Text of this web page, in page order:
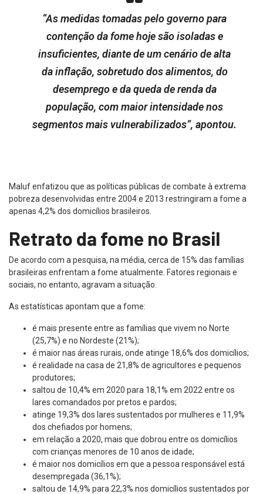
“As medidas tomadas pelo governo para
contenção da fome hoje são isoladas e
insuficientes, diante de um cenário de alta
da inflação, sobretudo dos alimentos, do
desemprego e da queda de renda da
população, com maior intensidade nos
segmentos mais vulnerabilizados”, apontou.
Maluf enfatizou que as políticas públicas de combate à extrema
pobreza desenvolvidas entre 2004 e 2013 restringiram a fome a
apenas 4,2% dos domicílios brasileiros.
Retrato da fome no Brasil
De acordo com a pesquisa, na média, cerca de 15% das famílias
brasileiras enfrentam a fome atualmente. Fatores regionais e
sociais, no entanto, agravam a situação.
As estatísticas apontam que a fome:
é mais presente entre as famílias que vivem no Norte
(25,7%) e no Nordeste (21%);
é maior nas áreas rurais, onde atinge 18,6% dos domicílios;
é realidade na casa de 21,8% de agricultores e pequenos
produtores;
saltou de 10,4% em 2020 para 18,1% em 2022 entre os
lares comandados por pretos e pardos;
atinge 19,3% dos lares sustentados por mulheres e 11,9%
dos chefiados por homens;
em relação a 2020, mais que dobrou entre os domicílios
com crianças menores de 10 anos de idade;
é maior nos domicílios em que a pessoa responsável está
desempregada (36,1%);
saltou de 14,9% para 22,3% nos domicílios sustentados por